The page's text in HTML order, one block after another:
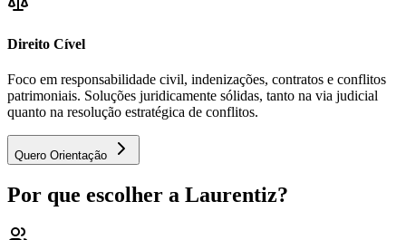
Direito Cível
Foco em responsabilidade civil, indenizações, contratos e conflitos
patrimoniais. Soluções juridicamente sólidas, tanto na via judicial
quanto na resolução estratégica de conflitos.
Quero Orientação
Por que escolher a Laurentiz?